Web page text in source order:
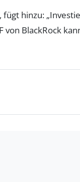
fügt hinzu:
von BlackRock